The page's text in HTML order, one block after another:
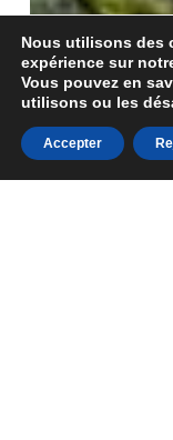
Nous utilisons des
expérience sur
Vous pouvez en
utilisons ou les
Accepter